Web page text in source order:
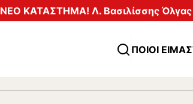
ΝΕΟ ΚΑΤΑΣΤΗΜΑ! Λ. Βασιλίσσης Όλγας
ΠΟΙΟΙ